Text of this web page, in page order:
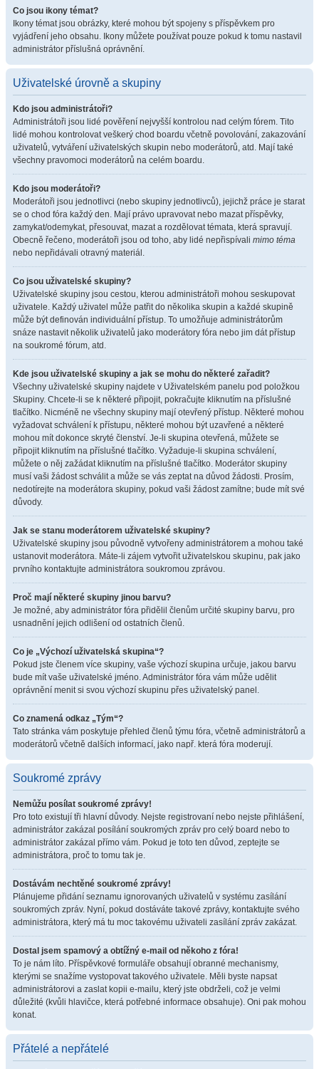
Co jsou ikony témat?
Ikony témat jsou obrázky, které mohou být spojeny s příspěvkem pro
vyjádření jeho obsahu. Ikony můžete používat pouze pokud k tomu nastavil
administrátor příslušná oprávnění.
Uživatelské úrovně a skupiny
Kdo jsou administrátoři?
Administrátoři jsou lidé pověření nejvyšší kontrolou nad celým fórem. Tito
lidé mohou kontrolovat veškerý chod boardu včetně povolování, zakazování
uživatelů, vytváření uživatelských skupin nebo moderátorů, atd. Mají také
všechny pravomoci moderátorů na celém boardu.
Kdo jsou moderátoři?
Moderátoři jsou jednotlivci (nebo skupiny jednotlivců), jejichž práce je starat
se o chod fóra každý den. Mají právo upravovat nebo mazat příspěvky,
zamykat/odemykat, přesouvat, mazat a rozdělovat témata, která spravují.
Obecně řečeno, moderátoři jsou od toho, aby lidé nepřispívali mimo téma
nebo nepřidávali otravný materiál.
Co jsou uživatelské skupiny?
Uživatelské skupiny jsou cestou, kterou administrátoři mohou seskupovat
uživatele. Každý uživatel může patřit do několika skupin a každé skupině
může být definován individuální přístup. To umožňuje administrátorům
snáze nastavit několik uživatelů jako moderátory fóra nebo jim dát přístup
na soukromé fórum, atd.
Kde jsou uživatelské skupiny a jak se mohu do některé zařadit?
Všechny uživatelské skupiny najdete v Uživatelském panelu pod položkou
Skupiny. Chcete-li se k některé připojit, pokračujte kliknutím na příslušné
tlačítko. Nicméně ne všechny skupiny mají otevřený přístup. Některé mohou
vyžadovat schválení k přístupu, některé mohou být uzavřené a některé
mohou mít dokonce skryté členství. Je-li skupina otevřená, můžete se
připojit kliknutím na příslušné tlačítko. Vyžaduje-li skupina schválení,
můžete o něj zažádat kliknutím na příslušné tlačítko. Moderátor skupiny
musí vaši žádost schválit a může se vás zeptat na důvod žádosti. Prosím,
nedotírejte na moderátora skupiny, pokud vaši žádost zamítne; bude mít své
důvody.
Jak se stanu moderátorem uživatelské skupiny?
Uživatelské skupiny jsou původně vytvořeny administrátorem a mohou také
ustanovit moderátora. Máte-li zájem vytvořit uživatelskou skupinu, pak jako
prvního kontaktujte administrátora soukromou zprávou.
Proč mají některé skupiny jinou barvu?
Je možné, aby administrátor fóra přidělil členům určité skupiny barvu, pro
usnadnění jejich odlišení od ostatních členů.
Co je „Výchozí uživatelská skupina“?
Pokud jste členem více skupiny, vaše výchozí skupina určuje, jakou barvu
bude mít vaše uživatelské jméno. Administrátor fóra vám může udělit
oprávnění menit si svou výchozí skupinu přes uživatelský panel.
Co znamená odkaz „Tým“?
Tato stránka vám poskytuje přehled členů týmu fóra, včetně administrátorů a
moderátorů včetně dalších informací, jako např. která fóra moderují.
Soukromé zprávy
Nemůžu posílat soukromé zprávy!
Pro toto existují tři hlavní důvody. Nejste registrovaní nebo nejste přihlášení,
administrátor zakázal posílání soukromých zpráv pro celý board nebo to
administrátor zakázal přímo vám. Pokud je toto ten důvod, zeptejte se
administrátora, proč to tomu tak je.
Dostávám nechtěné soukromé zprávy!
Plánujeme přidání seznamu ignorovaných uživatelů v systému zasílání
soukromých zpráv. Nyní, pokud dostáváte takové zprávy, kontaktujte svého
administrátora, který má tu moc takovému uživateli zasílání zpráv zakázat.
Dostal jsem spamový a obtížný e-mail od někoho z fóra!
To je nám líto. Příspěvkové formuláře obsahují obranné mechanismy,
kterými se snažíme vystopovat takového uživatele. Měli byste napsat
administrátorovi a zaslat kopii e-mailu, který jste obdrželi, což je velmi
důležité (kvůli hlavičce, která potřebné informace obsahuje). Oni pak mohou
konat.
Přátelé a nepřátelé